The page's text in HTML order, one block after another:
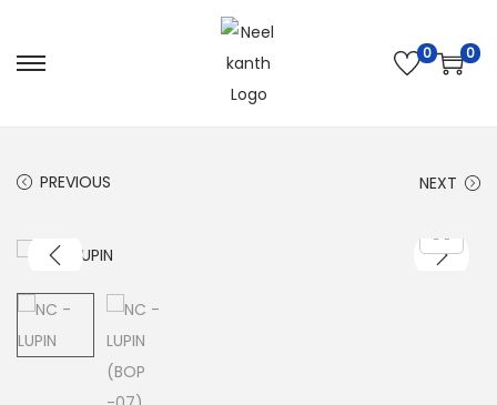
0 0
PREVIOUS NEXT